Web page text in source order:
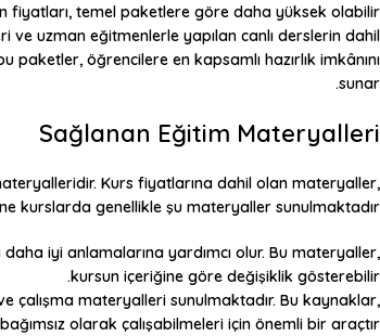
fiyatları, temel paketlere göre daha yüksek olabilir.
ve uzman eğitmenlerle yapılan canlı derslerin dahil
öğrencilere en kapsamlı hazırlık imkânını
sunar.
Sağlanan Eğitim Materyalleri
Kurs fiyatlarına dahil olan materyaller,
kurslarda genellikle şu materyaller sunulmaktadır:
iyi anlamalarına yardımcı olur. Bu materyaller,
kursun içeriğine göre değişiklik gösterebilir.
çalışma materyalleri sunulmaktadır. Bu kaynaklar,
olarak çalışabilmeleri için önemli bir araçtır.